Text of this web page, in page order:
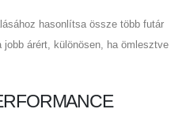
hasonlítsa össze több futár
árért, különösen, ha ömlesztve